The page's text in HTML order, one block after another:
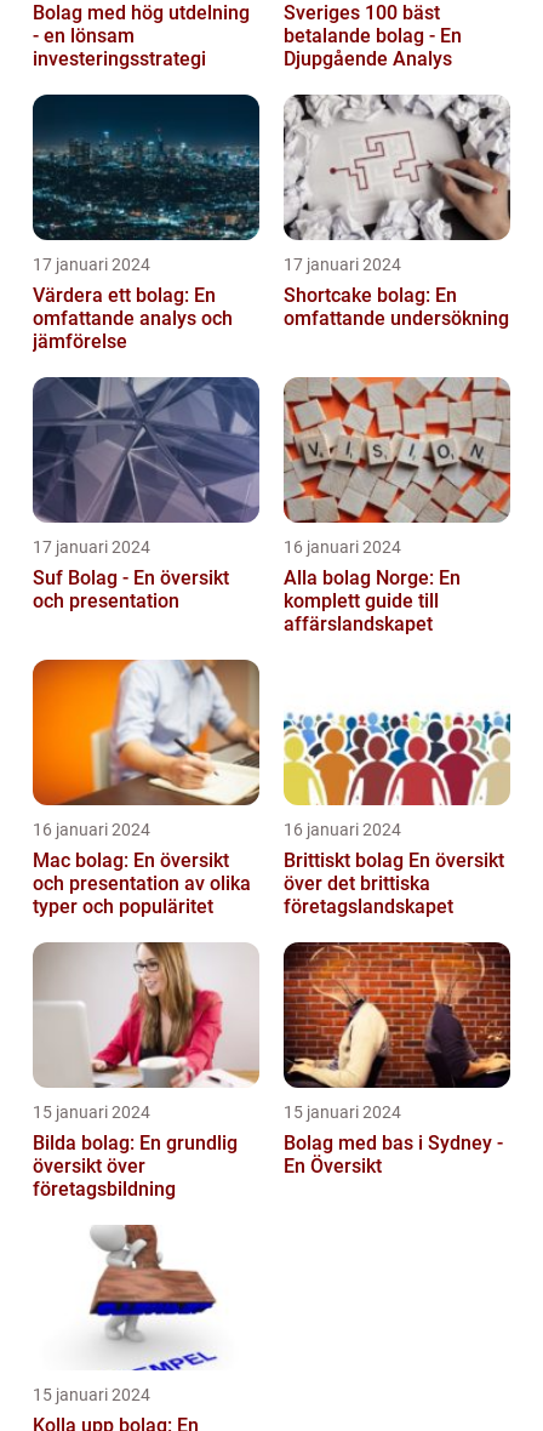
Bolag med hög utdelning
- en lönsam
investeringsstrategi
Sveriges 100 bäst
betalande bolag - En
Djupgående Analys
17 januari 2024
Värdera ett bolag: En
omfattande analys och
jämförelse
17 januari 2024
Shortcake bolag: En
omfattande undersökning
17 januari 2024
Suf Bolag - En översikt
och presentation
16 januari 2024
Alla bolag Norge: En
komplett guide till
affärslandskapet
16 januari 2024
Mac bolag: En översikt
och presentation av olika
typer och populäritet
16 januari 2024
Brittiskt bolag En översikt
över det brittiska
företagslandskapet
15 januari 2024
Bilda bolag: En grundlig
översikt över
företagsbildning
15 januari 2024
Bolag med bas i Sydney -
En Översikt
15 januari 2024
Kolla upp bolag: En